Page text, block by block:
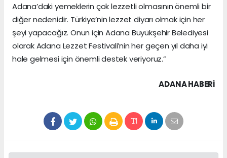
Adana’daki yemeklerin çok lezzetli olmasının önemli bir
diğer nedenidir. Türkiye’nin lezzet diyarı olmak için her
şeyi yapacağız. Onun için Adana Büyükşehir Belediyesi
olarak Adana Lezzet Festivali’nin her geçen yıl daha iyi
hale gelmesi için önemli destek veriyoruz.”
ADANA HABERİ